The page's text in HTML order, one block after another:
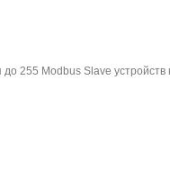
255 Modbus Slave